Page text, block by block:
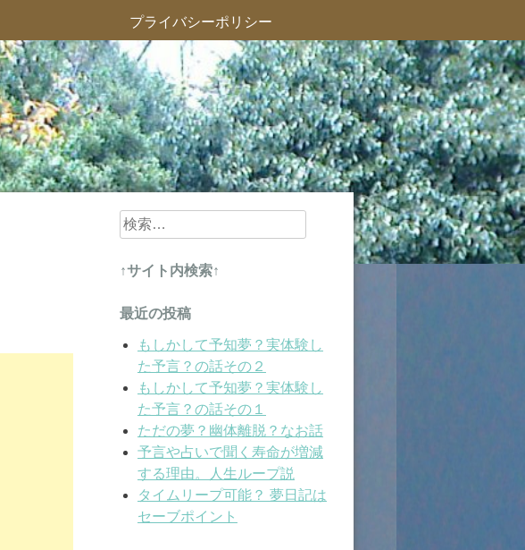
プライバシーポリシー
検
索:
↑サイト内検索↑
最近の投稿
もしかして予知夢？実体験し
た予言？の話その２
もしかして予知夢？実体験し
た予言？の話その１
ただの夢？幽体離脱？なお話
予言や占いで聞く寿命が増減
する理由。人生ループ説
タイムリープ可能？ 夢日記は
セーブポイント